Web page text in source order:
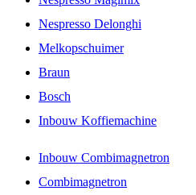
Nespresso Delonghi
Melkopschuimer
Braun
Bosch
Inbouw Koffiemachine
Inbouw Combimagnetron
Combimagnetron